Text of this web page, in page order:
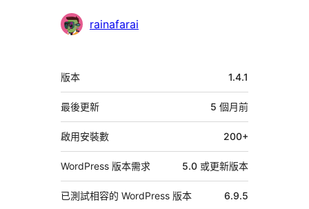
參
rainafarai
中
繼
資
料
版本 1.4.1
最後更新 5 個月前
啟用安裝數 200+
WordPress 版本需求 5.0 或更新版本
已測試相容的 WordPress 版本 6.9.5